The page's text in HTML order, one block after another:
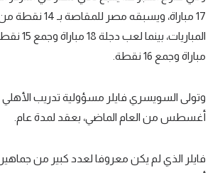
17 مباراة، ويسبقه مصر
مباراة وجمع 16 نقطة.
أغسطس من العام الماضي، بعقد لمدة عام.
فايلر الذي لم يكن معروفا لعدد كبير من جماهير